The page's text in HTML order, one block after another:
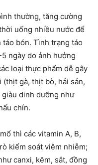
thường, tăng cường
uống nhiều nước để
bón. Tình trạng táo
ngày do ảnh hưởng
loại thực phẩm dễ gây
gà, thịt bò, hải sản,
dinh dưỡng như
chín.
thì các vitamin A, B,
kiểm soát viêm nhiễm;
canxi, kẽm, sắt, đồng